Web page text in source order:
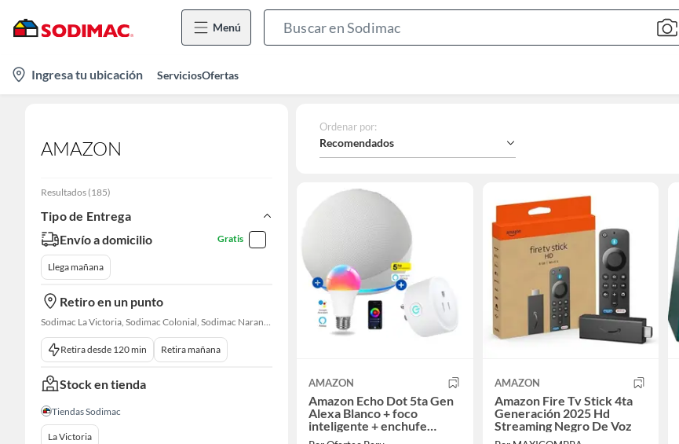
Menú
Bar
location-
icon
Ingresa tu ubicación ServiciosOfertas
AMAZON
Resultados (185)
Tipo de Entrega
Envío a domicilio
Gratis
Llega mañana
Retiro en un punto
Sodimac La Victoria, Sodimac Colonial, Sodimac Naranjal
Retira desde 120 min Retira mañana
Stock en tienda
Tiendas Sodimac
La Victoria
Ordenar por:
Recomendados
AMAZON
Amazon Echo Dot 5ta Gen
Alexa Blanco + foco
inteligente + enchufe
Smart
AMAZON
Amazon Fire Tv Stick 4ta
Generación 2025 Hd
Streaming Negro De Voz